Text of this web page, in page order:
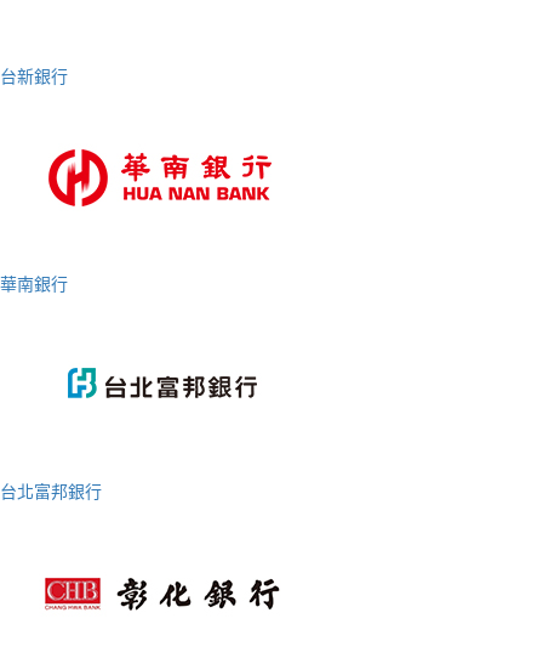
台新銀行
華南銀行
台北富邦銀行